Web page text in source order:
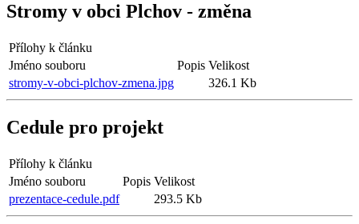
Stromy v obci Plchov - změna
Přílohy k článku
Jméno souboru
Popis Velikost
stromy-v-obci-plchov-zmena.jpg
326.1 Kb
Cedule pro projekt
Přílohy k článku
Jméno souboru
Popis Velikost
prezentace-cedule.pdf
293.5 Kb